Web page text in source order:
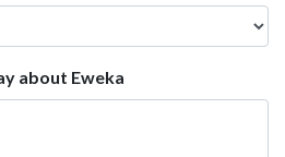
about Eweka